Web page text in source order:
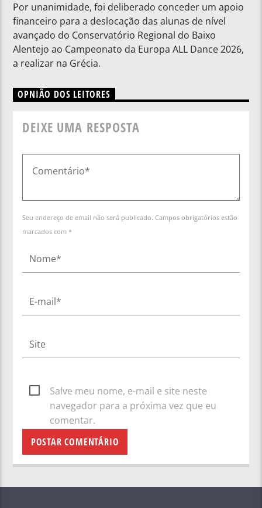
Por unanimidade, foi deliberado conceder um apoio
financeiro para a deslocação das alunas de nível
avançado do Conservatório Regional do Baixo
Alentejo ao Campeonato da Europa ALL Dance 2026,
a realizar na Grécia.
OPNIÃO DOS LEITORES
DEIXE UMA RESPOSTA
Seu endereço de email não será publicado. Campos obrigatórios estão
marcados com *
Salve meu nome, e-mail e site neste
navegador para a próxima vez que eu
comentar.